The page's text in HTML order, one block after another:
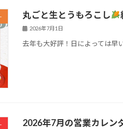
丸ごと生とうもろこし
2026年7月1日
去年も大好評！日によっては早
2026年7月の営業カレン